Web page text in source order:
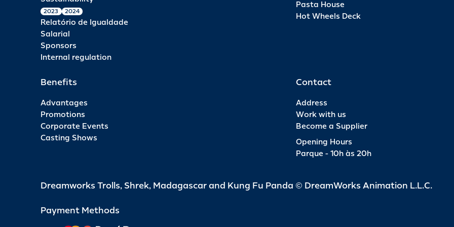
2023 2024
Relatório de Igualdade
Salarial
Sponsors
Internal regulation
Pasta House
Hot Wheels Deck
Benefits
Advantages
Promotions
Corporate Events
Casting Shows
Contact
Address
Work with us
Become a Supplier
Opening Hours
Parque - 10h às 20h
Dreamworks Trolls, Shrek, Madagascar and Kung Fu Panda © DreamWorks Animation L.L.C.
Payment Methods